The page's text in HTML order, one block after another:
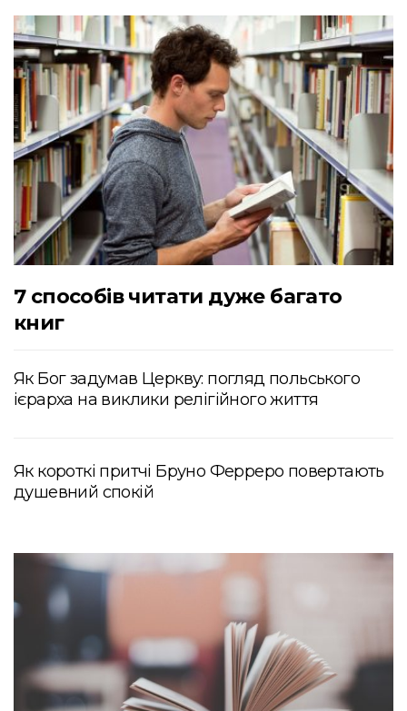
7 способів читати дуже багато
книг
Як Бог задумав Церкву: погляд польського
ієрарха на виклики релігійного життя
Як короткі притчі Бруно Ферреро повертають
душевний спокій